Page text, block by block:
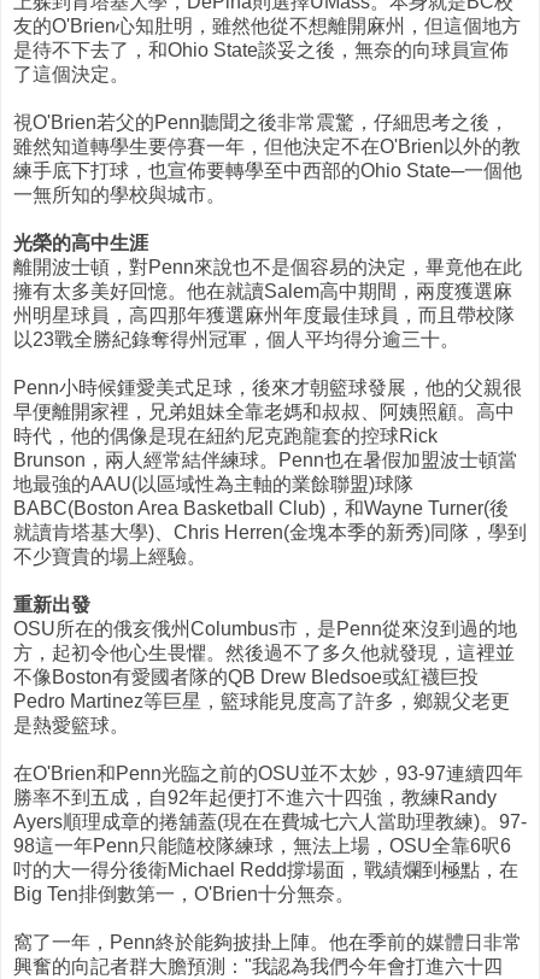
友的O'Brien心知肚明，雖然他從不想離開麻州，但這個地方
是待不下去了，和Ohio State談妥之後，無奈的向球員宣佈
了這個決定。
視O'Brien若父的Penn聽聞之後非常震驚，仔細思考之後，
雖然知道轉學生要停賽一年，但他決定不在O'Brien以外的教
練手底下打球，也宣佈要轉學至中西部的Ohio State─一個他
一無所知的學校與城市。
光榮的高中生涯
離開波士頓，對Penn來說也不是個容易的決定，畢竟他在此
擁有太多美好回憶。他在就讀Salem高中期間，兩度獲選麻
州明星球員，高四那年獲選麻州年度最佳球員，而且帶校隊
以23戰全勝紀錄奪得州冠軍，個人平均得分逾三十。
Penn小時候鍾愛美式足球，後來才朝籃球發展，他的父親很
早便離開家裡，兄弟姐妹全靠老媽和叔叔、阿姨照顧。高中
時代，他的偶像是現在紐約尼克跑龍套的控球Rick
Brunson，兩人經常結伴練球。Penn也在暑假加盟波士頓當
地最強的AAU(以區域性為主軸的業餘聯盟)球隊
BABC(Boston Area Basketball Club)，和Wayne Turner(後
就讀肯塔基大學)、Chris Herren(金塊本季的新秀)同隊，學到
不少寶貴的場上經驗。
重新出發
OSU所在的俄亥俄州Columbus市，是Penn從來沒到過的地
方，起初令他心生畏懼。然後過不了多久他就發現，這裡並
不像Boston有愛國者隊的QB Drew Bledsoe或紅襪巨投
Pedro Martinez等巨星，籃球能見度高了許多，鄉親父老更
是熱愛籃球。
在O'Brien和Penn光臨之前的OSU並不太妙，93-97連續四年
勝率不到五成，自92年起便打不進六十四強，教練Randy
Ayers順理成章的捲舖蓋(現在在費城七六人當助理教練)。97-
98這一年Penn只能隨校隊練球，無法上場，OSU全靠6呎6
吋的大一得分後衛Michael Redd撐場面，戰績爛到極點，在
Big Ten排倒數第一，O'Brien十分無奈。
窩了一年，Penn終於能夠披掛上陣。他在季前的媒體日非常
興奮的向記者群大膽預測："我認為我們今年會打進六十四